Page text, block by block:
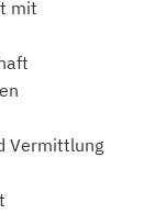
mit
Vermittlung